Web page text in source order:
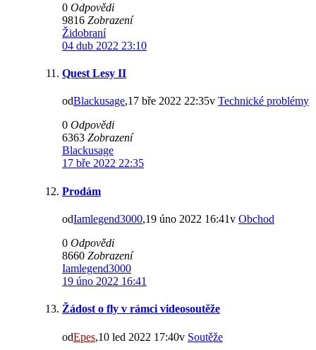
0 Odpovědi
9816 Zobrazení
Židobraní
04 dub 2022 23:10
Quest Lesy II
odBlackusage,17 bře 2022 22:35v Technické problémy
0 Odpovědi
6363 Zobrazení
Blackusage
17 bře 2022 22:35
Prodám
odIamlegend3000,19 úno 2022 16:41v Obchod
0 Odpovědi
8660 Zobrazení
Iamlegend3000
19 úno 2022 16:41
Žádost o fly v rámci videosoutěže
odEpes,10 led 2022 17:40v Soutěže